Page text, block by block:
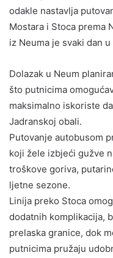
odakle nastavlja
Mostara i Stoca prema
iz Neuma je svaki dan u
Dolazak u Neum
što putnicima
maksimalno iskoriste
Jadranskoj obali.
Putovanje autobusom
koji žele izbjeći gužve
troškove goriva,
ljetne sezone.
Linija preko Stoca
dodatnih komplikacija,
prelaska granice, dok
putnicima pružaju